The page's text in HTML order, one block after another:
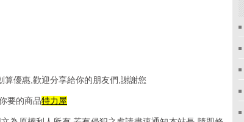
優惠,歡迎分享給你的朋友們,謝謝您
要的商品特力屋